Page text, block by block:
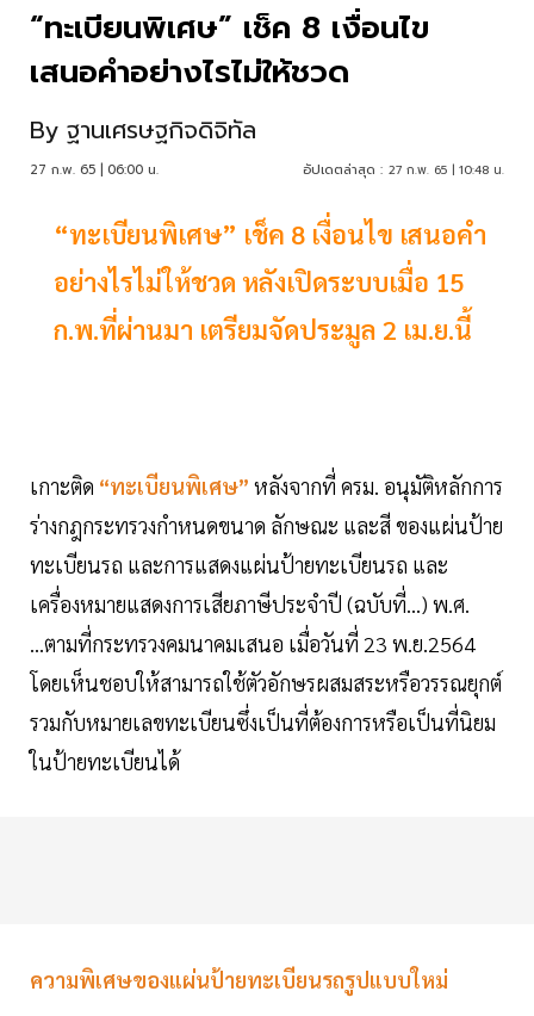
“ทะเบียนพิเศษ” เช็ค 8 เงื่อนไข
เสนอคำอย่างไรไม่ให้ชวด
By ฐานเศรษฐกิจดิจิทัล
27 ก.พ. 65 | 06:00 น. อัปเดตล่าสุด : 27 ก.พ. 65 | 10:48 น.
“ทะเบียนพิเศษ” เช็ค 8 เงื่อนไข เสนอคำ
อย่างไรไม่ให้ชวด หลังเปิดระบบเมื่อ 15
ก.พ.ที่ผ่านมา เตรียมจัดประมูล 2 เม.ย.นี้
เกาะติด “ทะเบียนพิเศษ” หลังจากที่ ครม. อนุมัติหลักการ
ร่างกฎกระทรวงกำหนดขนาด ลักษณะ และสี ของแผ่นป้าย
ทะเบียนรถ และการแสดงแผ่นป้ายทะเบียนรถ และ
เครื่องหมายแสดงการเสียภาษีประจำปี (ฉบับที่...) พ.ศ.
...ตามที่กระทรวงคมนาคมเสนอ เมื่อวันที่ 23 พ.ย.2564
โดยเห็นชอบให้สามารถใช้ตัวอักษรผสมสระหรือวรรณยุกต์
รวมกับหมายเลขทะเบียนซึ่งเป็นที่ต้องการหรือเป็นที่นิยม
ในป้ายทะเบียนได้
ความพิเศษของแผ่นป้ายทะเบียนรถรูปแบบใหม่